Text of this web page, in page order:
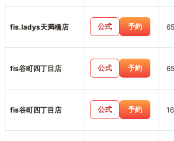
fis.ladys天満橋店 公式 予約
fis谷町四丁目店 公式 予約
fis谷町四丁目店 公式 予約